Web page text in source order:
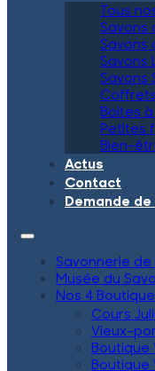
Tous
Savons
Savons
Savons
Savons
Boites
Petites
Bien-
Actus
Contact
Demande
Savonnerie de
Musée du
Nos 4
Cours
Vieux-
Boutique
Boutique